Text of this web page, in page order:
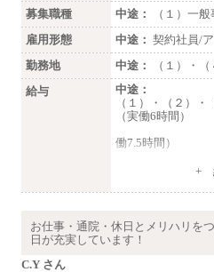
●基幹職（地域限
・大学・院卒／月
※勤務地により異
〈東京・
0 円 〈大阪・兵
〈愛知〉
〈福岡〉185,000
・専門・短大卒
円 ※勤務地により
000 円 〈大阪・
※基本給のみ（地
※試用期間中も給
募集職種
中途：
（１）一
雇用形態
中途： 契約社員/
勤務地
中途：
（１）・
給与
中途：
（１）・（２）
（実働6時間）
月給
働7.5時間）
（３）月給
（５）月給
時給 1,226円
※基本給に加算
れも時間額換算額）
+
お仕事・通院・休日とメリハリを
日が充実しています！
C.Y さん